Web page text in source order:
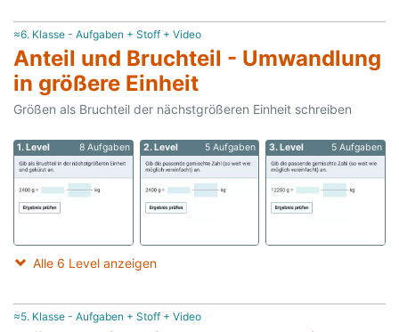
≈6. Klasse - Aufgaben + Stoff + Video
Anteil und Bruchteil - Umwandlung
in größere Einheit
Größen als Bruchteil der nächstgrößeren Einheit schreiben
1. Level 8 Aufgaben 2. Level 5 Aufgaben 3. Level 5 Aufgaben
Alle 6 Level anzeigen
≈5. Klasse - Aufgaben + Stoff + Video